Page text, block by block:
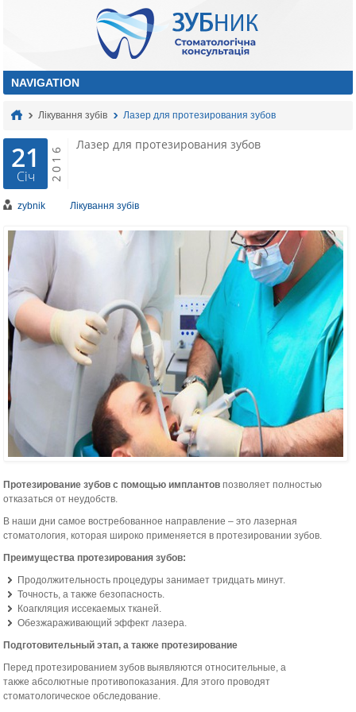
Лікування зубів Лазер для протезирования зубов
21
Січ 2016 Лазер для протезирования зубов
zybnik Лікування зубів
Протезирование зубов с помощью имплантов позволяет полностью
отказаться от неудобств.
В наши дни самое востребованное направление – это лазерная
стоматология, которая широко применяется в протезировании зубов.
Преимущества протезирования зубов:
Продолжительность процедуры занимает тридцать минут.
Точность, а также безопасность.
Коагкляция иссекаемых тканей.
Обезжараживающий эффект лазера.
Подготовительный этап, а также протезирование
Перед протезированием зубов выявляются относительные, а
также абсолютные противопоказания. Для этого проводят
стоматологическое обследование.